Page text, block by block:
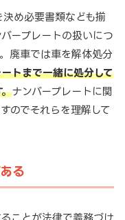
め必要書類なども揃
ープレートの扱いにつ
廃車では車を解体処分
トまで一緒に処分して
ナンバープレートに関
のでそれらを理解して
る